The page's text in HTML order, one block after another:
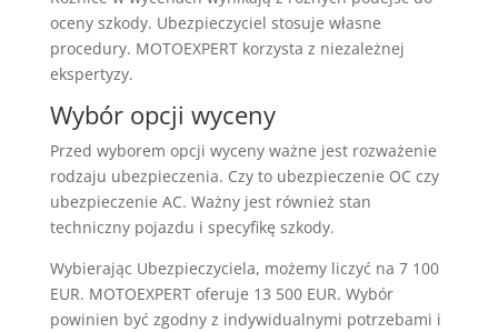
oceny szkody. Ubezpieczyciel stosuje własne
procedury. MOTOEXPERT korzysta z niezależnej
ekspertyzy.
Wybór opcji wyceny
Przed wyborem opcji wyceny ważne jest rozważenie
rodzaju ubezpieczenia. Czy to ubezpieczenie OC czy
ubezpieczenie AC. Ważny jest również stan
techniczny pojazdu i specyfikę szkody.
Wybierając Ubezpieczyciela, możemy liczyć na 7 100
EUR. MOTOEXPERT oferuje 13 500 EUR. Wybór
powinien być zgodny z indywidualnymi potrzebami i